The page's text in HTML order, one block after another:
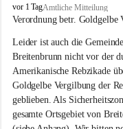
B
r
i
t
e
n
b
r
u
vor 1 TagAmtliche Mitteilung
Verordnung betr. Goldgelbe
Leider ist auch die Gemeinde
Breitenbrunn nicht vor der
Amerikanische Rebzikade
Goldgelbe Vergilbung der
geblieben. Als
gesamte Ortsgebiet von